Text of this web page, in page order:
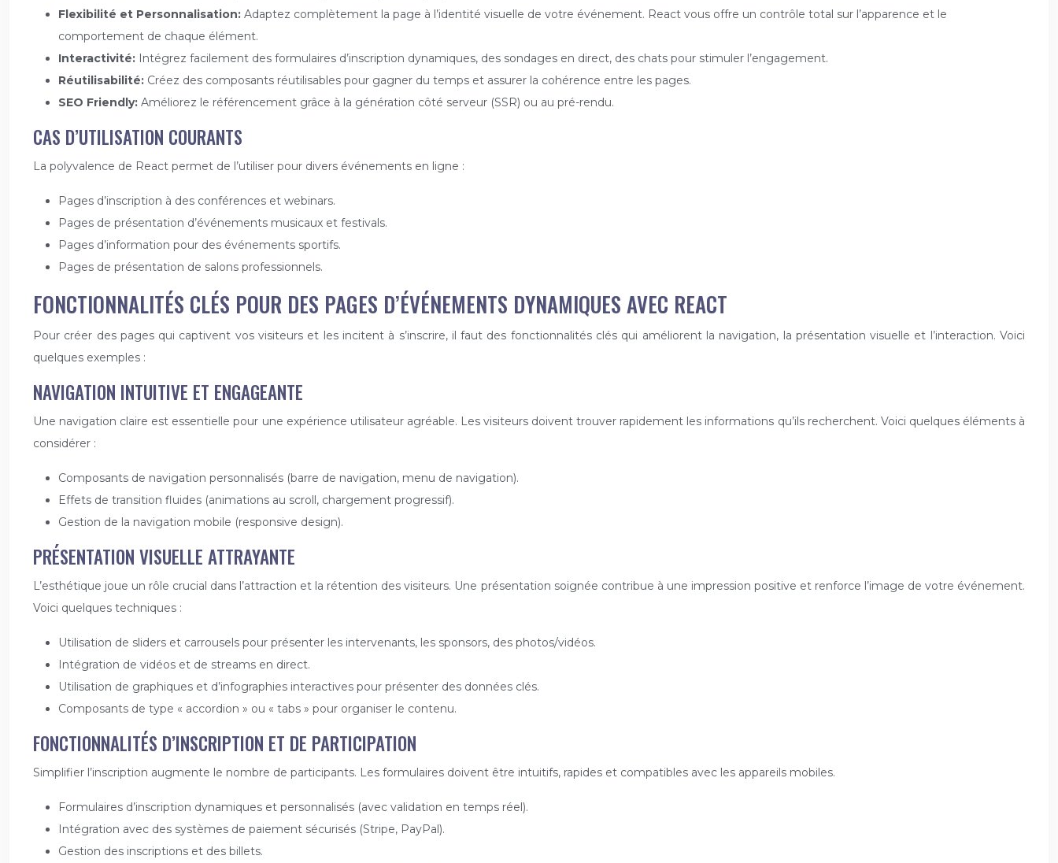
Flexibilité et Personnalisation: Adaptez complètement la page à l’identité visuelle de votre événement. React vous offre un contrôle total sur l’apparence et le
comportement de chaque élément.
Interactivité: Intégrez facilement des formulaires d’inscription dynamiques, des sondages en direct, des chats pour stimuler l’engagement.
Réutilisabilité: Créez des composants réutilisables pour gagner du temps et assurer la cohérence entre les pages.
SEO Friendly: Améliorez le référencement grâce à la génération côté serveur (SSR) ou au pré-rendu.
CAS D’UTILISATION COURANTS
La polyvalence de React permet de l’utiliser pour divers événements en ligne :
Pages d’inscription à des conférences et webinars.
Pages de présentation d’événements musicaux et festivals.
Pages d’information pour des événements sportifs.
Pages de présentation de salons professionnels.
FONCTIONNALITÉS CLÉS POUR DES PAGES D’ÉVÉNEMENTS DYNAMIQUES AVEC REACT
Pour créer des pages qui captivent vos visiteurs et les incitent à s’inscrire, il faut des fonctionnalités clés qui améliorent la navigation, la présentation visuelle et l’interaction. Voici
quelques exemples :
NAVIGATION INTUITIVE ET ENGAGEANTE
Une navigation claire est essentielle pour une expérience utilisateur agréable. Les visiteurs doivent trouver rapidement les informations qu’ils recherchent. Voici quelques éléments à
considérer :
Composants de navigation personnalisés (barre de navigation, menu de navigation).
Effets de transition fluides (animations au scroll, chargement progressif).
Gestion de la navigation mobile (responsive design).
PRÉSENTATION VISUELLE ATTRAYANTE
L’esthétique joue un rôle crucial dans l’attraction et la rétention des visiteurs. Une présentation soignée contribue à une impression positive et renforce l’image de votre événement.
Voici quelques techniques :
Utilisation de sliders et carrousels pour présenter les intervenants, les sponsors, des photos/vidéos.
Intégration de vidéos et de streams en direct.
Utilisation de graphiques et d’infographies interactives pour présenter des données clés.
Composants de type « accordion » ou « tabs » pour organiser le contenu.
FONCTIONNALITÉS D’INSCRIPTION ET DE PARTICIPATION
Simplifier l’inscription augmente le nombre de participants. Les formulaires doivent être intuitifs, rapides et compatibles avec les appareils mobiles.
Formulaires d’inscription dynamiques et personnalisés (avec validation en temps réel).
Intégration avec des systèmes de paiement sécurisés (Stripe, PayPal).
Gestion des inscriptions et des billets.